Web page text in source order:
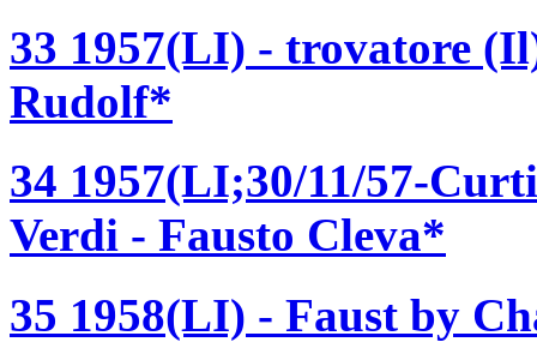
33 1957(LI) - trovatore
Rudolf*
34 1957(LI;30/11/57-
Verdi - Fausto Cleva*
35 1958(LI) - Faust by